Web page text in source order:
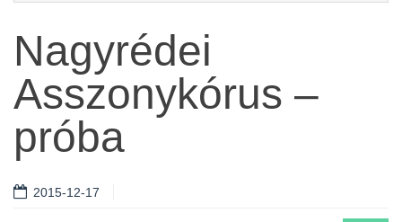
Nagyrédei
Asszonykórus –
próba
2015-12-17